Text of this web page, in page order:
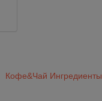
Кофе&Чай Ингредиенты